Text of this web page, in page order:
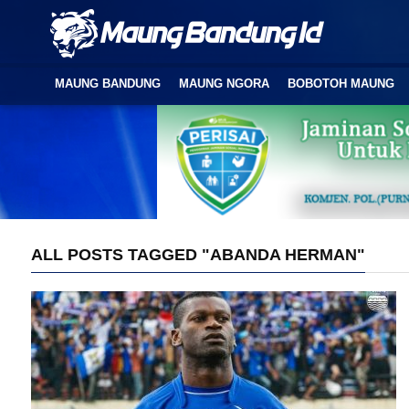
MAUNG BANDUNG MAUNG NGORA BOBOTOH MAUNG
ALL POSTS TAGGED "ABANDA HERMAN"